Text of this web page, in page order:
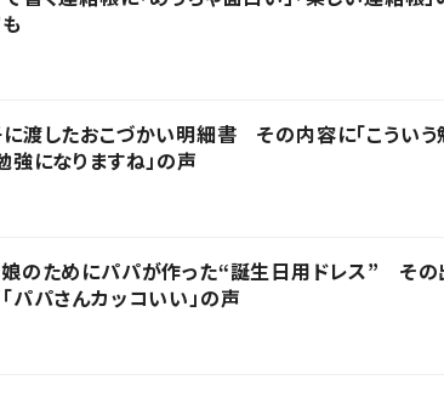
渡したおこづかい明細書 その内容に「こうい
強になりますね」の声
のためにパパが作った“誕生日用ドレス” その
パパさんカッコいい」の声